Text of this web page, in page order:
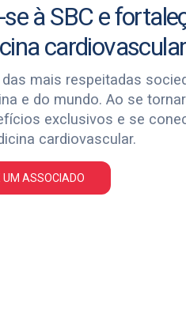
à SBC e
mais respeitadas
e do mundo. Ao se
exclusivos e se
cardiovascular.
UM ASSOCIADO